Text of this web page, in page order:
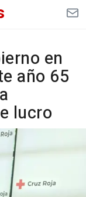
en
año 65
lucro